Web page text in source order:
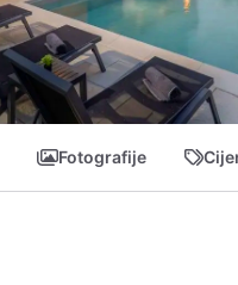
Fotografije